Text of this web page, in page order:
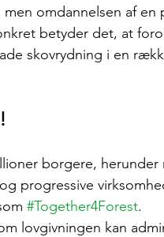
omdannelsen af
betyder det, at
skovrydning i en
borgere,
progressive
#Together4Forest.
lovgivningen kan